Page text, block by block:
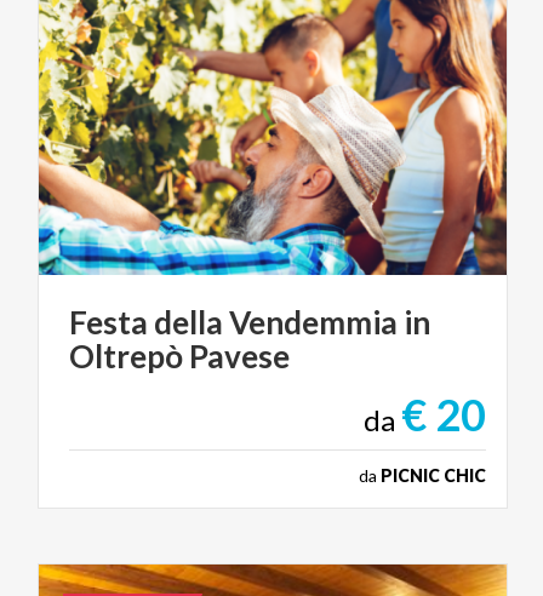
Festa dellaVendemmia in
Oltrepò Pavese
da € 20
da PICNIC CHIC